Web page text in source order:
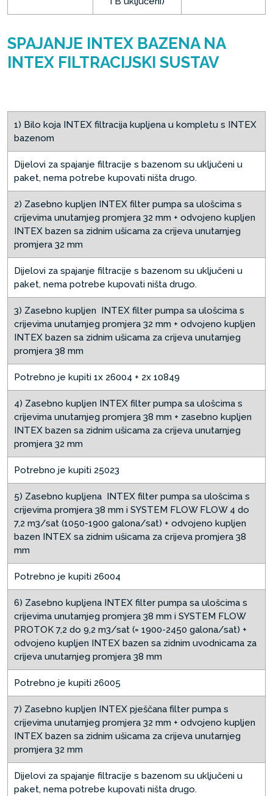
SPAJANJE INTEX BAZENA NA
INTEX FILTRACIJSKI SUSTAV
1) Bilo koja INTEX filtracija kupljena u kompletu s INTEX
bazenom
Dijelovi za spajanje filtracije s bazenom su uključeni u
paket, nema potrebe kupovati ništa drugo.
2) Zasebno kupljen INTEX filter pumpa sa ulošcima s
crijevima unutarnjeg promjera 32 mm + odvojeno kupljen
INTEX bazen sa zidnim ušicama za crijeva unutarnjeg
promjera 32 mm
Dijelovi za spajanje filtracije s bazenom su uključeni u
paket, nema potrebe kupovati ništa drugo.
3) Zasebno kupljen INTEX filter pumpa sa ulošcima s
crijevima unutarnjeg promjera 32 mm + odvojeno kupljen
INTEX bazen sa zidnim ušicama za crijeva unutarnjeg
promjera 38 mm
Potrebno je kupiti 1x 26004 + 2x 10849
4) Zasebno kupljen INTEX filter pumpa sa ulošcima s
crijevima unutarnjeg promjera 38 mm + zasebno kupljen
INTEX bazen sa zidnim ušicama za crijeva unutarnjeg
promjera 32 mm
Potrebno je kupiti 25023
5) Zasebno kupljena INTEX filter pumpa sa ulošcima s
crijevima promjera 38 mm i SYSTEM FLOW FLOW 4 do
7,2 m3/sat (1050-1900 galona/sat) + odvojeno kupljen
bazen INTEX sa zidnim ušicama za crijeva promjera 38
mm
Potrebno je kupiti 26004
6) Zasebno kupljena INTEX filter pumpa sa ulošcima s
crijevima unutarnjeg promjera 38 mm i SYSTEM FLOW
PROTOK 7,2 do 9,2 m3/sat (= 1900-2450 galona/sat) +
odvojeno kupljen INTEX bazen sa zidnim uvodnicama za
crijeva unutarnjeg promjera 38 mm
Potrebno je kupiti 26005
7) Zasebno kupljen INTEX pješčana filter pumpa s
crijevima unutarnjeg promjera 32 mm + odvojeno kupljen
INTEX bazen sa zidnim ušicama za crijeva unutarnjeg
promjera 32 mm
Dijelovi za spajanje filtracije s bazenom su uključeni u
paket, nema potrebe kupovati ništa drugo.